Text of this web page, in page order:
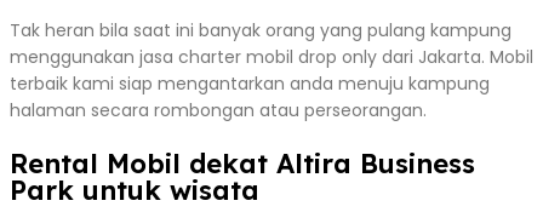
Tak heran bila saat ini banyak orang yang pulang kampung
menggunakan jasa charter mobil drop only dari Jakarta. Mobil
terbaik kami siap mengantarkan anda menuju kampung
halaman secara rombongan atau perseorangan.
Rental Mobil dekat Altira Business
Park untuk wisata